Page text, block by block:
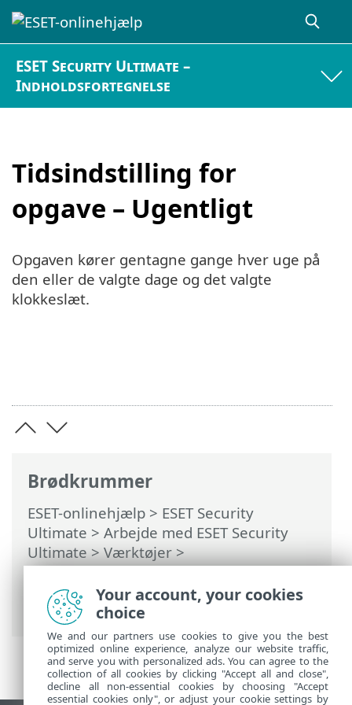
ESET Security Ultimate –
Indholdsfortegnelse
Tidsindstilling for
opgave – Ugentligt
Brødkrummer
ESET-onlinehjælp > ESET Security
Ultimate > Arbejde med ESET Security
Ultimate>Værktøjer>
Planlægningsværktøj> Dialogbokse –
Planlægningsværktøj > Tidsindstilling for
opgave – Ugentligt
Opgaven kører gentagne gange hver uge på
den eller de valgte dage og det valgte
klokkeslæt.
Your account, your cookies
choice
We and our partners use cookies to give you the best
optimized online experience, analyze our website traffic,
and serve you with personalized ads. You can agree to the
collection of all cookies by clicking "Accept all and close",
decline all non-essential cookies by choosing "Accept
essential cookies only", or adjust your cookie settings by